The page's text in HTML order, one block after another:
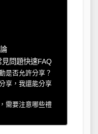
問題快速FAQ
是否允許分享？
享，我還能分享
需要注意哪些禮